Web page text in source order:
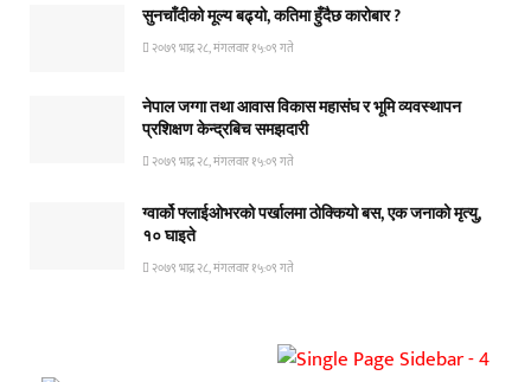
सुनचाँदीको मूल्य बढ्यो, कतिमा हुँदैछ कारोबार ?
२०७९ भाद्र २८, मंगलवार १५:०९ गते
नेपाल जग्गा तथा आवास विकास महासंघ र भूमि व्यवस्थापन
प्रशिक्षण केन्द्रबिच समझदारी
२०७९ भाद्र २८, मंगलवार १५:०९ गते
ग्वार्को फ्लाईओभरको पर्खालमा ठोक्कियो बस, एक जनाको मृत्यु,
१० घाइते
२०७९ भाद्र २८, मंगलवार १५:०९ गते